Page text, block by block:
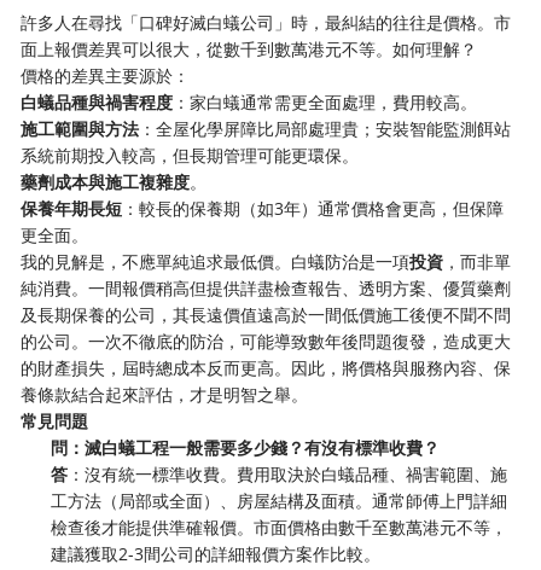
許多人在尋找「口碑好滅白蟻公司」時，最糾結的往往是價格。市
面上報價差異可以很大，從數千到數萬港元不等。如何理解？
價格的差異主要源於：
白蟻品種與禍害程度 ：家白蟻通常需更全面處理，費用較高。
施工範圍與方法 ：全屋化學屏障比局部處理貴；安裝智能監測餌站
系統前期投入較高，但長期管理可能更環保。
藥劑成本與施工複雜度。
保養年期長短 ：較長的保養期（如3年）通常價格會更高，但保障
更全面。
我的見解是，不應單純追求最低價。白蟻防治是一項投資 ，而非單
純消費。一間報價稍高但提供詳盡檢查報告、透明方案、優質藥劑
及長期保養的公司，其長遠價值遠高於一間低價施工後便不聞不問
的公司。一次不徹底的防治，可能導致數年後問題復發，造成更大
的財產損失，屆時總成本反而更高。因此，將價格與服務內容、保
養條款結合起來評估，才是明智之舉。
常見問題
問：滅白蟻工程一般需要多少錢？有沒有標準收費？
答 ：沒有統一標準收費。費用取決於白蟻品種、禍害範圍、施
工方法（局部或全面）、房屋結構及面積。通常師傅上門詳細
檢查後才能提供準確報價。市面價格由數千至數萬港元不等，
建議獲取2-3間公司的詳細報價方案作比較。